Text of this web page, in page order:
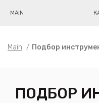
MAIN
Main / Подбор
ПОДБОР